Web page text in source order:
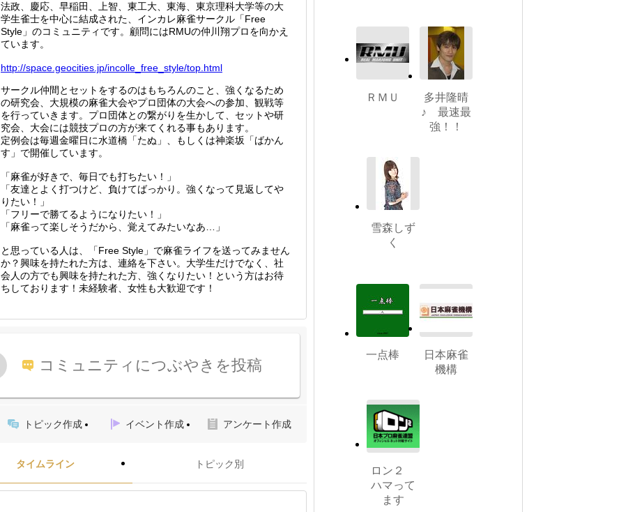
法政、慶応、早稲田、上智、東工大、東海、東京理科大学等の大
学生雀士を中心に結成された、インカレ麻雀サークル「Free
Style」のコミュニティです。顧問にはRMUの仲川翔プロを向かえ
ています。
http://space.geocities.jp/incolle_free_style/top. html
サークル仲間とセットをするのはもちろんのこと、強くなるため
の研究会、大規模の麻雀大会やプロ団体の大会への参加、観戦等
を行っていきます。プロ団体との繋がりを生かして、セットや研
究会、大会には競技プロの方が来てくれる事もあります。
定例会は毎週金曜日に水道橋「たぬ」、もしくは神楽坂「ばかん
す」で開催しています。
「麻雀が好きで、毎日でも打ちたい！」
「友達とよく打つけど、負けてばっかり。強くなって見返してや
りたい！」
「フリーで勝てるようになりたい！」
「麻雀って楽しそうだから、覚えてみたいなあ…」
と思っている人は、「Free Style」で麻雀ライフを送ってみません
か？興味を持たれた方は、連絡を下さい。大学生だけでなく、社
会人の方でも興味を持たれた方、強くなりたい！という方はお待
ちしております！未経験者、女性も大歓迎です！
コミュニティにつぶやきを投稿
トピック作成 イベント作成 アンケート作成
タイムライン トピック別
ＲＭＵ
多井隆晴
♪ 最速最
強！！
雪森しず
く
一点棒
日本麻雀
機構
ロン２
ハマって
ます